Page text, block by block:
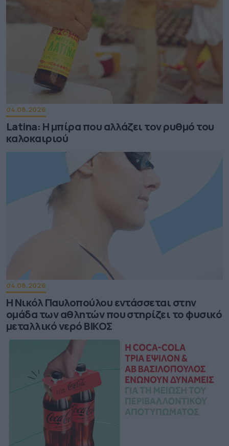
04.08.2026
Latina: Η μπίρα που αλλάζει τον ρυθμό του
καλοκαιριού
04.08.2026
Η Νικόλ Παυλοπούλου εντάσσεται στην
ομάδα των αθλητών που στηρίζει το φυσικό
μεταλλικό νερό ΒΙΚΟΣ